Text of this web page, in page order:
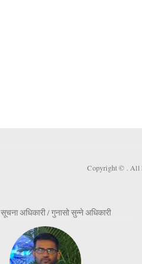
Copyright © . All
सूचना अधिकारी / गुनासो सुन्ने अधिकारी